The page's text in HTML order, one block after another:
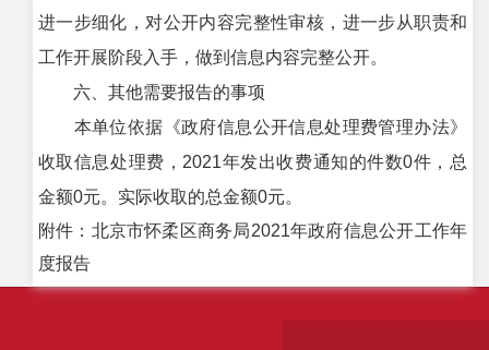
进一步细化，对公开内容完整性审核，进一步从职责和
工作开展阶段入手，做到信息内容完整公开。
六、其他需要报告的事项
本单位依据《政府信息公开信息处理费管理办法》
收取信息处理费，2021年发出收费通知的件数0件，总
金额0元。实际收取的总金额0元。
附件：北京市怀柔区商务局2021年政府信息公开工作年
度报告